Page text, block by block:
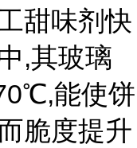
甜味剂快
,其玻璃
能使饼
脆度提升